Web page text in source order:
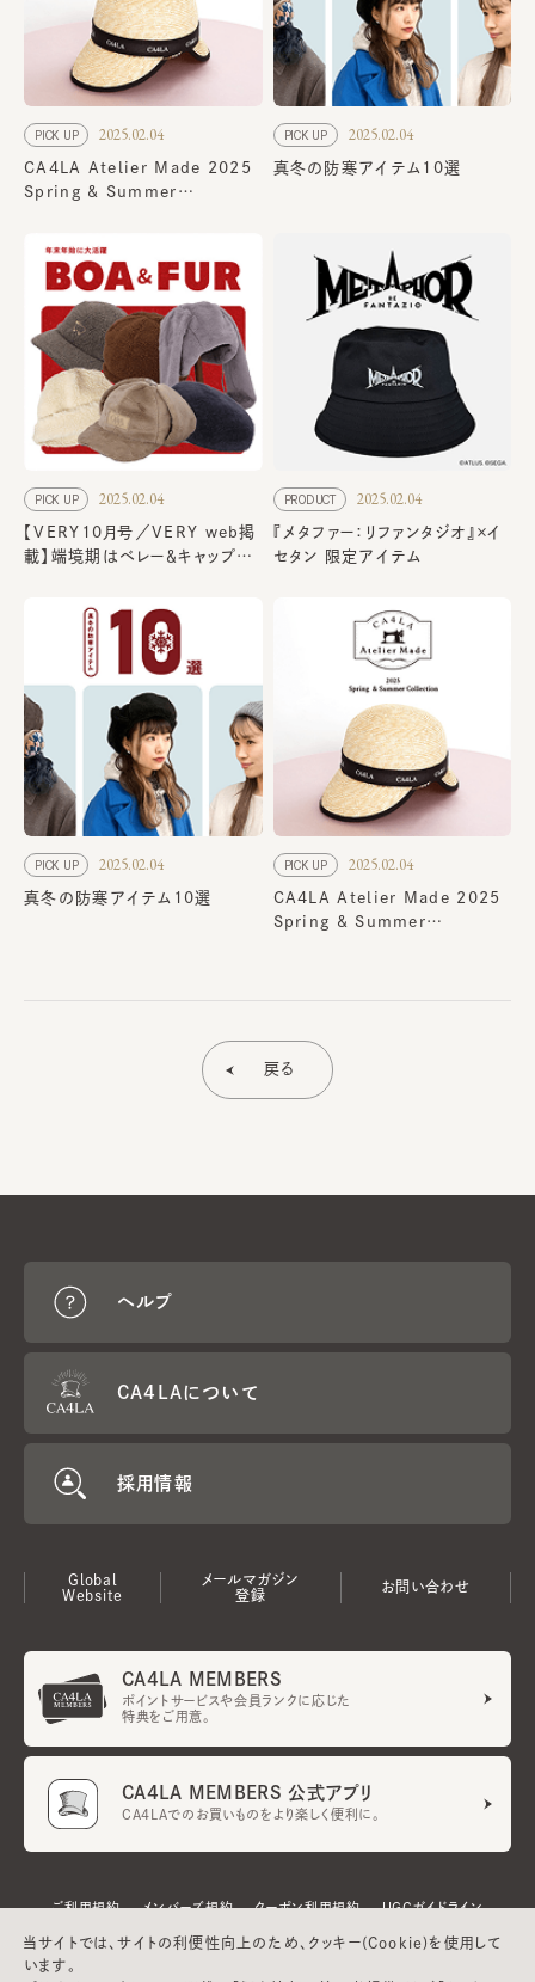
PICK UP 2025.02.04
CA4LA Atelier Made 2025
Spring & Summer
PICK UP 2025.02.04
真冬の防寒アイテム10選
PICK UP 2025.02.04
【VERY10月号／VERY web掲
載】端境期はベレー＆キャップで
PRODUCT 2025.02.04
『メタファー：リファンタジオ』×イ
セタン 限定アイテム
PICK UP 2025.02.04
真冬の防寒アイテム10選
PICK UP 2025.02.04
CA4LA Atelier Made 2025
Spring & Summer
戻る
ヘルプ
CA4LAについて
採用情報
Global
Website
メールマガジン
登録
お問い合わせ
CA4LA MEMBERS
ポイントサービスや会員ランクに応じた
特典をご用意。
CA4LA MEMBERS 公式アプリ
CA4LAでのお買いものをより楽しく便利に。
ご利用規約 メンバーズ規約 クーポン利用規約 UGCガイドライン
会社概要 特定商取引法に基づく表示 プライバシーポリシー
当サイトでは、サイトの利便性向上のため、クッキー(Cookie)を使用して
います。